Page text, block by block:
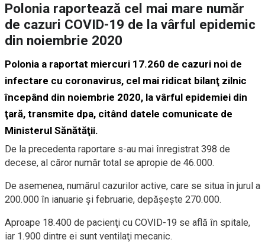
Polonia raportează cel mai mare număr
de cazuri COVID-19 de la vârful epidemic
din noiembrie 2020
Polonia a raportat miercuri 17.260 de cazuri noi de
infectare cu coronavirus, cel mai ridicat bilanţ zilnic
începând din noiembrie 2020, la vârful epidemiei din
ţară, transmite dpa, citând datele comunicate de
Ministerul Sănătăţii.
De la precedenta raportare s-au mai înregistrat 398 de
decese, al căror număr total se apropie de 46.000.
De asemenea, numărul cazurilor active, care se situa în jurul a
200.000 în ianuarie şi februarie, depăşeşte 270.000.
Aproape 18.400 de pacienţi cu COVID-19 se află în spitale,
iar 1.900 dintre ei sunt ventilaţi mecanic.